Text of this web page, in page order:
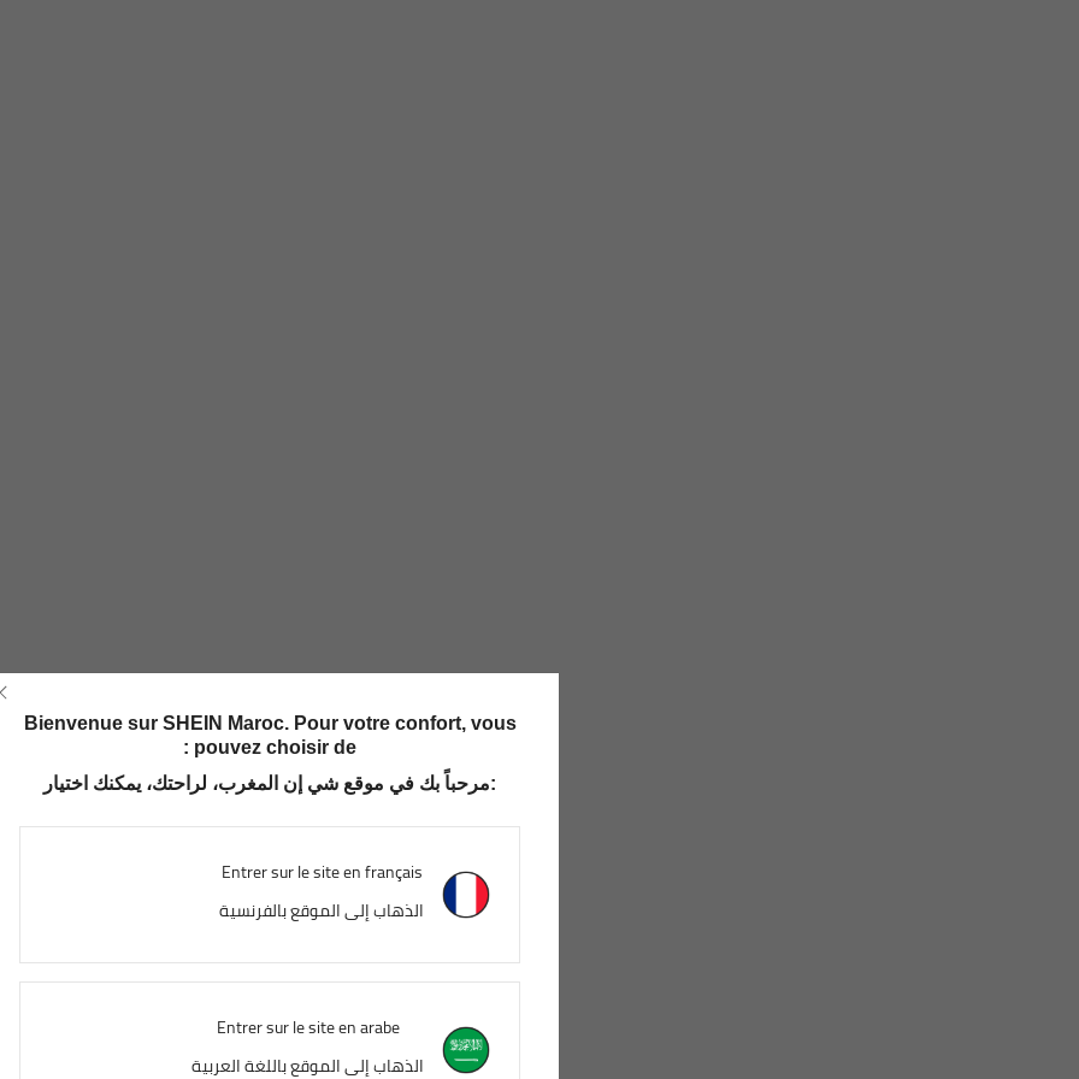
Bienvenue sur SHEIN Maroc. Pour votre confort, vous
pouvez choisir de :
مرحباً بك في موقع شي إن المغرب، لراحتك، يمكنك اختيار:
Entrer sur le site en français
الذهاب إلى الموقع بالفرنسية
Entrer sur le site en arabe
الذهاب إلى الموقع باللغة العربية